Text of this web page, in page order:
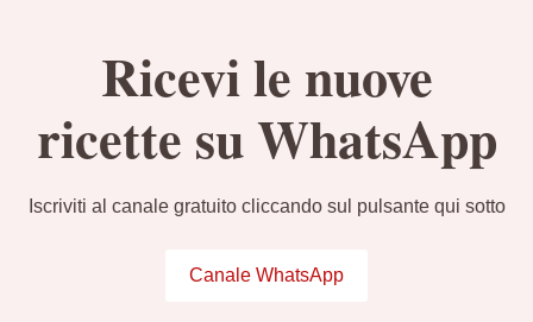
Ricevi le nuove
ricette su WhatsApp
Iscriviti al canale gratuito cliccando sul pulsante qui sotto
Canale WhatsApp